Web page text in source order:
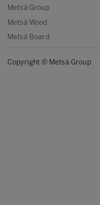
Metsä Group
Metsä Wood
Metsä Board
Copyright © Metsä Group